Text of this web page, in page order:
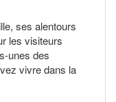
ses alentours
les visiteurs
unes des
vivre dans la